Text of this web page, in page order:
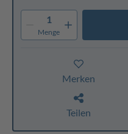
1
Menge
Merken
Teilen